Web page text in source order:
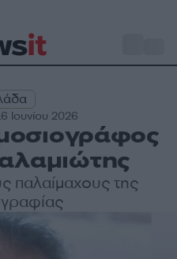
Ιουνίου 2026
παλαίμαχους της